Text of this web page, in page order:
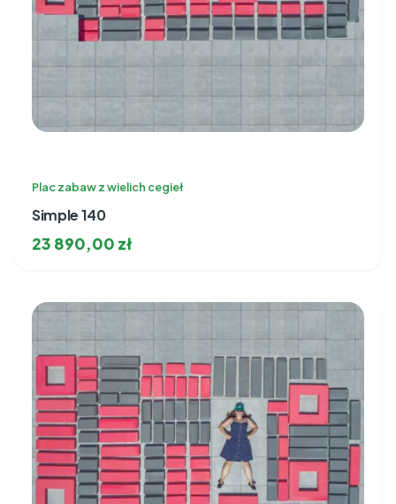
Plac zabaw z wielich cegieł
Simple 140
23 890,00 zł